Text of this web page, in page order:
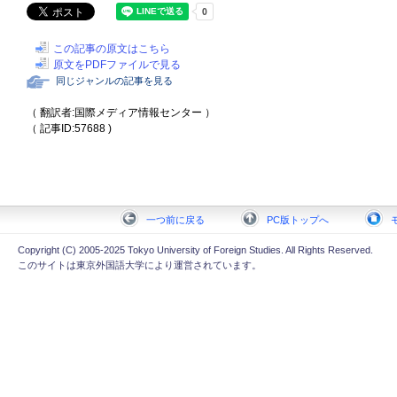
この記事の原文はこちら
原文をPDFファイルで見る
同じジャンルの記事を見る
（ 翻訳者:国際メディア情報センター ）
（ 記事ID:57688 )
一つ前に戻る PC版トップへ
Copyright (C) 2005-2025 Tokyo University of Foreign Studies. All Rights Reserved.
このサイトは東京外国語大学により運営されています。